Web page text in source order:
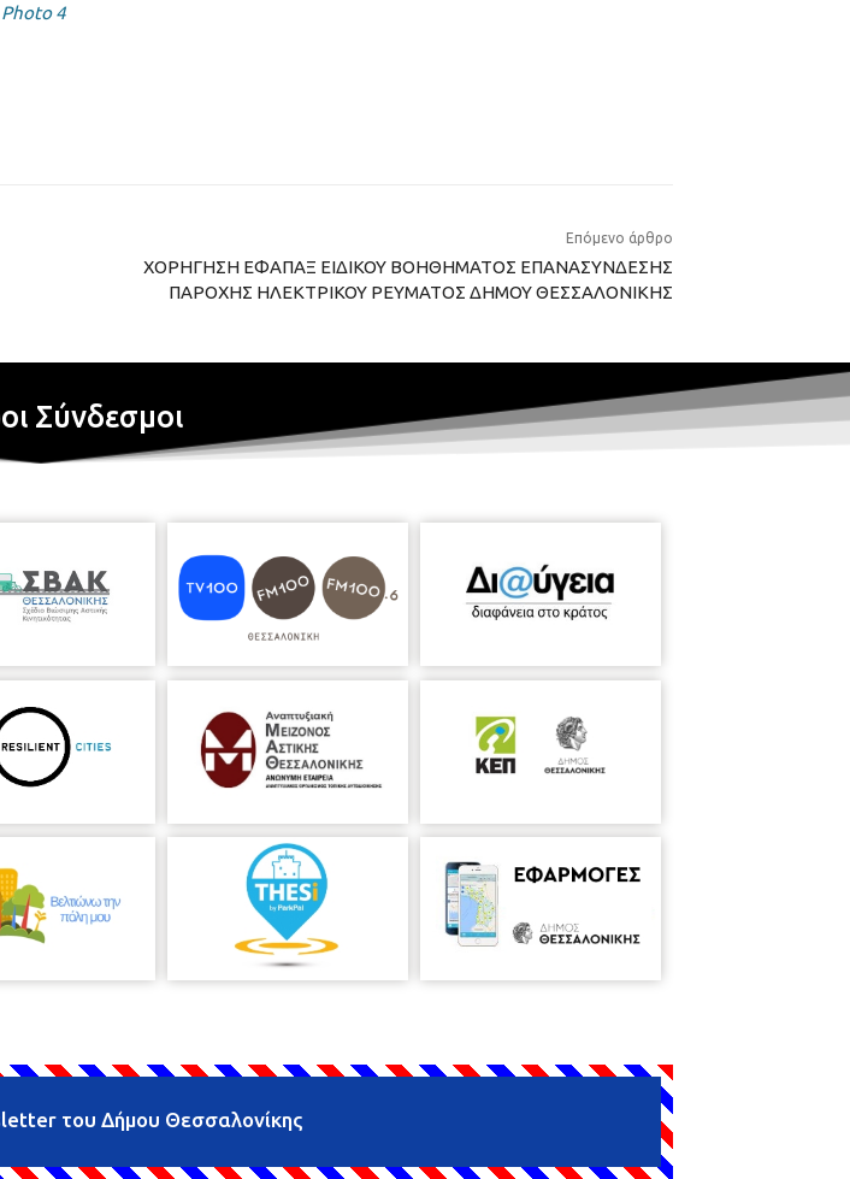
Photo4
Επόμενο άρθρο
ΧΟΡΗΓΗΣΗ ΕΦΑΠΑΞ ΕΙΔΙΚΟΥ ΒΟΗΘΗΜΑΤΟΣ ΕΠΑΝΑΣΥΝΔΕΣΗΣ
ΠΑΡΟΧΗΣ ΗΛΕΚΤΡΙΚΟΥ ΡΕΥΜΑΤΟΣ ΔΗΜΟΥ ΘΕΣΣΑΛΟΝΙΚΗΣ
Σύνδεσμοι
του Δήμου Θεσσαλονίκης